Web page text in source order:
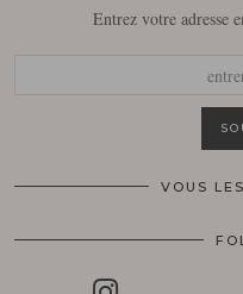
Entrez votre adresse
VOUS